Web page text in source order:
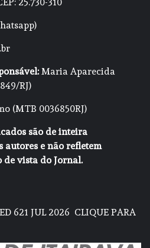
Maria Aparecida
RJ)
(MTB 0036850RJ)
são de inteira
autores e não refletem
de vista do Jornal.
621 JUL 2026 CLIQUE PARA